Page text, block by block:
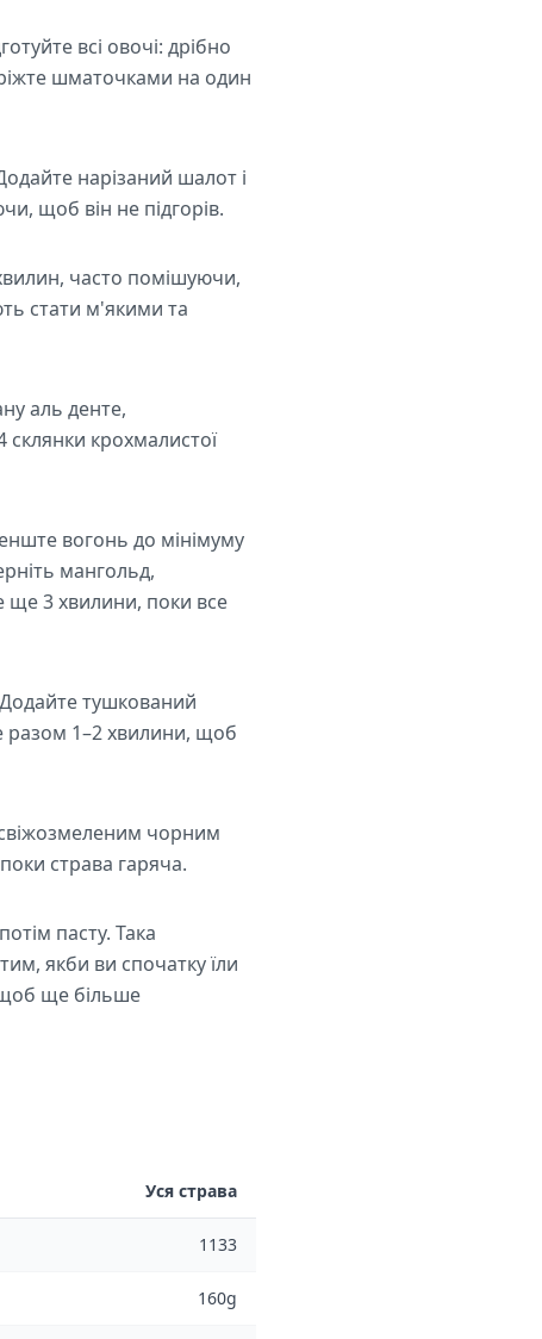
всі овочі: дрібно
шматочками на один
нарізаний шалот і
щоб він не підгорів.
часто помішуючи,
стати м'якими та
аль денте,
склянки крохмалистої
вогонь до мінімуму
мангольд,
ще 3 хвилини, поки все
тушкований
разом 1–2 хвилини, щоб
свіжозмеленим чорним
страва гаряча.
пасту. Така
якби ви спочатку їли
щоб ще більше
Уся страва
1133
160g